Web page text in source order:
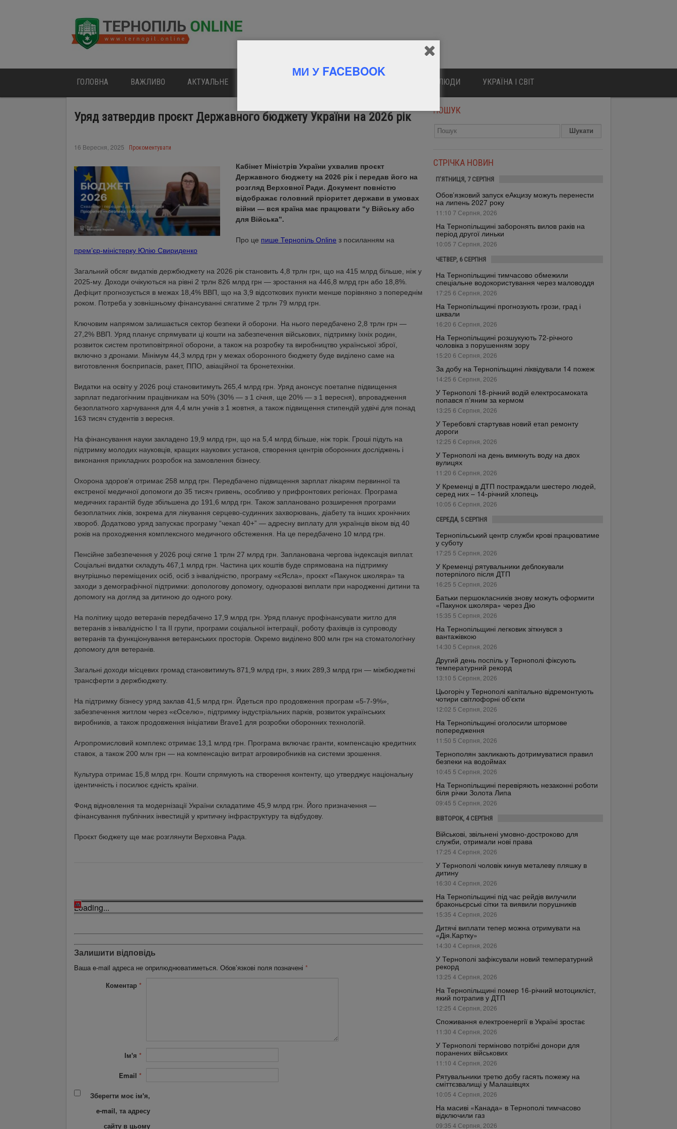
ГОЛОВНА ВАЖЛИВО АКТУАЛЬНЕ ВІДОМІ ЛЮДИ УКРАЇНА І СВІТ
Уряд затвердив проєкт Державного бюджету України на 2026 рік
16 Вересня, 2025 Прокоментувати
Кабінет Міністрів України ухвалив проєкт
Державного бюджету на 2026 рік і передав його на
розгляд Верховної Ради. Документ повністю
відображає головний пріоритет держави в умовах
війни — вся країна має працювати “у Війську або
для Війська”.
Про це пише Тернопіль Online з посиланням на
прем’єр-міністерку Юлію Свириденко
Загальний обсяг видатків держбюджету на 2026 рік становить 4,8 трлн грн, що на 415 млрд більше, ніж у
2025-му. Доходи очікуються на рівні 2 трлн 826 млрд грн — зростання на 446,8 млрд грн або 18,8%.
Дефіцит прогнозується в межах 18,4% ВВП, що на 3,9 відсоткових пункти менше порівняно з попереднім
роком. Потреба у зовнішньому фінансуванні сягатиме 2 трлн 79 млрд грн.
Ключовим напрямом залишається сектор безпеки й оборони. На нього передбачено 2,8 трлн грн —
27,2% ВВП. Уряд планує спрямувати ці кошти на забезпечення військових, підтримку їхніх родин,
розвиток систем протиповітряної оборони, а також на розробку та виробництво української зброї,
включно з дронами. Мінімум 44,3 млрд грн у межах оборонного бюджету буде виділено саме на
виготовлення боєприпасів, ракет, ППО, авіаційної та бронетехніки.
Видатки на освіту у 2026 році становитимуть 265,4 млрд грн. Уряд анонсує поетапне підвищення
зарплат педагогічним працівникам на 50% (30% — з 1 січня, ще 20% — з 1 вересня), впровадження
безоплатного харчування для 4,4 млн учнів з 1 жовтня, а також підвищення стипендій удвічі для понад
163 тисяч студентів з вересня.
На фінансування науки закладено 19,9 млрд грн, що на 5,4 млрд більше, ніж торік. Гроші підуть на
підтримку молодих науковців, кращих наукових установ, створення центрів оборонних досліджень і
виконання прикладних розробок на замовлення бізнесу.
Охорона здоров’я отримає 258 млрд грн. Передбачено підвищення зарплат лікарям первинної та
екстреної медичної допомоги до 35 тисяч гривень, особливо у прифронтових регіонах. Програма
медичних гарантій буде збільшена до 191,6 млрд грн. Також заплановано розширення програми
безоплатних ліків, зокрема для лікування серцево-судинних захворювань, діабету та інших хронічних
хвороб. Додатково уряд запускає програму “чекап 40+” — адресну виплату для українців віком від 40
років на проходження комплексного медичного обстеження. На це передбачено 10 млрд грн.
Пенсійне забезпечення у 2026 році сягне 1 трлн 27 млрд грн. Запланована чергова індексація виплат.
Соціальні видатки складуть 467,1 млрд грн. Частина цих коштів буде спрямована на підтримку
внутрішньо переміщених осіб, осіб з інвалідністю, програму «єЯсла», проєкт «Пакунок школяра» та
заходи з демографічної підтримки: допологову допомогу, одноразові виплати при народженні дитини та
допомогу на догляд за дитиною до одного року.
На політику щодо ветеранів передбачено 17,9 млрд грн. Уряд планує профінансувати житло для
ветеранів з інвалідністю І та ІІ групи, програми соціальної інтеграції, роботу фахівців із супроводу
ветеранів та функціонування ветеранських просторів. Окремо виділено 800 млн грн на стоматологічну
допомогу для ветеранів.
Загальні доходи місцевих громад становитимуть 871,9 млрд грн, з яких 289,3 млрд грн — міжбюджетні
трансферти з держбюджету.
На підтримку бізнесу уряд заклав 41,5 млрд грн. Йдеться про продовження програм «5-7-9%»,
забезпечення житлом через «єОселю», підтримку індустріальних парків, розвиток українських
виробників, а також продовження ініціативи Brave1 для розробки оборонних технологій.
Агропромисловий комплекс отримає 13,1 млрд грн. Програма включає гранти, компенсацію кредитних
ставок, а також 200 млн грн — на компенсацію витрат агровиробників на системи зрошення.
Культура отримає 15,8 млрд грн. Кошти спрямують на створення контенту, що утверджує національну
ідентичність і посилює єдність країни.
Фонд відновлення та модернізації України складатиме 45,9 млрд грн. Його призначення —
фінансування публічних інвестицій у критичну інфраструктуру та відбудову.
Проєкт бюджету ще має розглянути Верховна Рада.
Loading...
Залишити відповідь
Ваша e-mail адреса не оприлюднюватиметься. Обов’язкові поля позначені *
Коментар *
Ім'я *
Email *
Зберегти моє ім'я,
e-mail, та адресу
сайту в цьому
ПОШУК
СТРІЧКА НОВИН
П’ЯТНИЦЯ, 7 СЕРПНЯ
Обов’язковий запуск еАкцизу можуть перенести
на липень 2027 року
11:10 7 Серпня, 2026
На Тернопільщині заборонять вилов раків на
період другої линьки
10:05 7 Серпня, 2026
ЧЕТВЕР, 6 СЕРПНЯ
На Тернопільщині тимчасово обмежили
спеціальне водокористування через маловоддя
17:25 6 Серпня, 2026
На Тернопільщині прогнозують грози, град і
шквали
16:20 6 Серпня, 2026
На Тернопільщині розшукують 72-річного
чоловіка з порушенням зору
15:20 6 Серпня, 2026
За добу на Тернопільщині ліквідували 14 пожеж
14:25 6 Серпня, 2026
У Тернополі 18-річний водій електросамоката
попався п’яним за кермом
13:25 6 Серпня, 2026
У Теребовлі стартував новий етап ремонту
дороги
12:25 6 Серпня, 2026
У Тернополі на день вимкнуть воду на двох
вулицях
11:20 6 Серпня, 2026
У Кременці в ДТП постраждали шестеро людей,
серед них – 14-річний хлопець
10:05 6 Серпня, 2026
СЕРЕДА, 5 СЕРПНЯ
Тернопільський центр служби крові працюватиме
у суботу
17:25 5 Серпня, 2026
У Кременці рятувальники деблокували
потерпілого після ДТП
16:25 5 Серпня, 2026
Батьки першокласників знову можуть оформити
«Пакунок школяра» через Дію
15:35 5 Серпня, 2026
На Тернопільщині легковик зіткнувся з
вантажівкою
14:30 5 Серпня, 2026
Другий день поспіль у Тернополі фіксують
температурний рекорд
13:10 5 Серпня, 2026
Цьогоріч у Тернополі капітально відремонтують
чотири світлофорні об’єкти
12:02 5 Серпня, 2026
На Тернопільщині оголосили штормове
попередження
11:50 5 Серпня, 2026
Тернополян закликають дотримуватися правил
безпеки на водоймах
10:45 5 Серпня, 2026
На Тернопільщині перевіряють незаконні роботи
біля річки Золота Липа
09:45 5 Серпня, 2026
ВІВТОРОК, 4 СЕРПНЯ
Військові, звільнені умовно-достроково для
служби, отримали нові права
17:25 4 Серпня, 2026
У Тернополі чоловік кинув металеву пляшку в
дитину
16:30 4 Серпня, 2026
На Тернопільщині під час рейдів вилучили
браконьєрські сітки та виявили порушників
15:35 4 Серпня, 2026
Дитячі виплати тепер можна отримувати на
«Дія.Картку»
14:30 4 Серпня, 2026
У Тернополі зафіксували новий температурний
рекорд
13:25 4 Серпня, 2026
На Тернопільщині помер 16-річний мотоцикліст,
який потрапив у ДТП
12:25 4 Серпня, 2026
Споживання електроенергії в Україні зростає
11:30 4 Серпня, 2026
У Тернополі терміново потрібні донори для
поранених військових
11:10 4 Серпня, 2026
Рятувальники третю добу гасять пожежу на
сміттєзвалищі у Малашівцях
10:05 4 Серпня, 2026
На масиві «Канада» в Тернополі тимчасово
відключили газ
09:35 4 Серпня, 2026
МИ У FACEBOOK